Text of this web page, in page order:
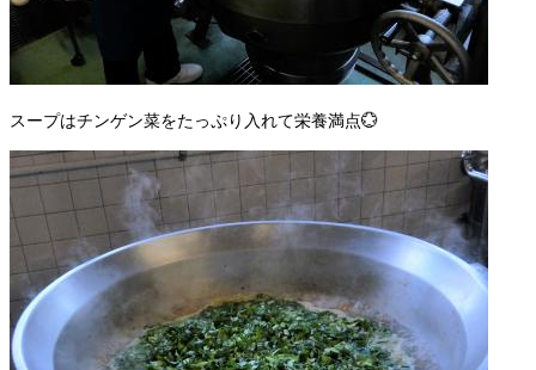
スープはチンゲン菜をたっぷり入れて栄養満点💮